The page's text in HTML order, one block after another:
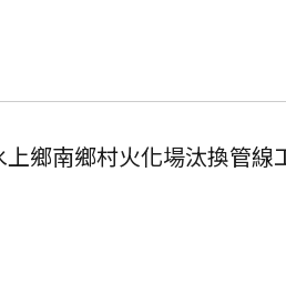
鄉南鄉村火化場汰換管線